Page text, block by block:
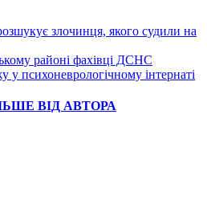
злочинця, якого судили на
районі фахівці ДСНС
у психоневрологічному інтернаті
ВІД АВТОРА